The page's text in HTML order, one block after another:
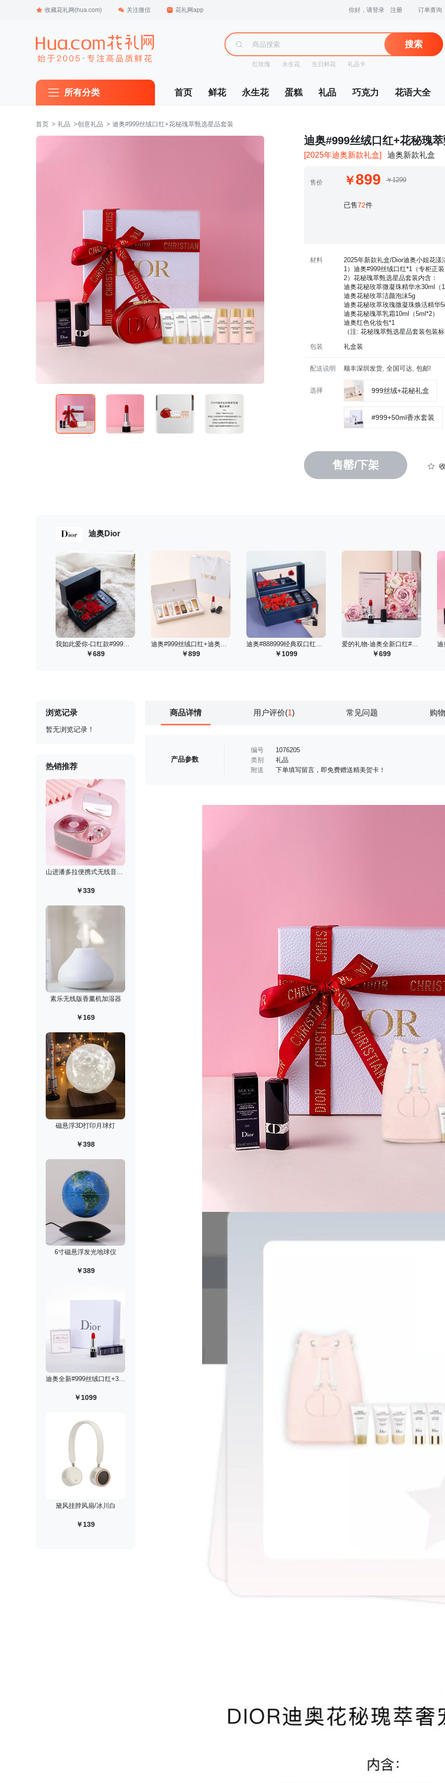
收藏花礼网(hua.com) 关注微信 花礼网app 你好，请登录 注册 订单查询
搜索
红玫瑰 永生花 生日鲜花 礼品卡
所有分类 首页 鲜花 永生花 蛋糕 礼品 巧克力 花语大全
首页 > 礼品 >创意礼品 > 迪奥#999丝绒口红+花秘瑰萃甄选星品套装
迪奥#999丝绒口红+花秘瑰
[2025年迪奥新款礼盒] 迪奥新款礼盒
售价 899 ￥1299
已售72件
材料
2025年新款礼盒/Dior迪奥小姐花
1）迪奥#999丝绒口红*1（专柜正
2）花秘瑰萃甄选星品套装内含：
迪奥花秘玫萃微凝珠精华水30ml（
迪奥花秘玫萃洁颜泡沫5g
迪奥花秘玫萃玫瑰微凝珠焕活精华
迪奥花秘瑰萃乳霜10ml（5ml*2）
迪奥红色化妆包*1
（注: 花秘瑰萃甄选星品套装包装
包装
礼盒装
配送说明 顺丰深圳发货, 全国可达, 包邮!
选择 999丝绒+花秘礼盒
#999+50ml香水套装
售罄/下架
迪奥Dior
689 899 1099
爱的礼物-迪奥全新口红#999丝绒永生花高定礼盒
699
浏览记录
暂无浏览记录！
热销推荐
山进潘多拉便携式无线音箱/迷你低音炮复古收音机
￥339
素乐无线版香薰机加湿器
￥169
磁悬浮3D打印月球灯
￥398
6寸磁悬浮发光地球仪
￥389
￥1099
黛风挂脖风扇/冰川白
￥139
商品详情 用户评价(1) 常见问题 购
产品参数
编号
1076205
类别
礼品
附送
下单填写留言，即免费赠送精美贺卡！